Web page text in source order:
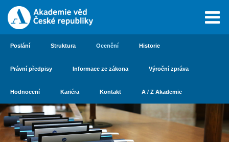
Poslání Struktura Ocenění Historie
Právní předpisy Informace ze zákona Výroční zpráva
Hodnocení Kariéra Kontakt A / Z Akademie